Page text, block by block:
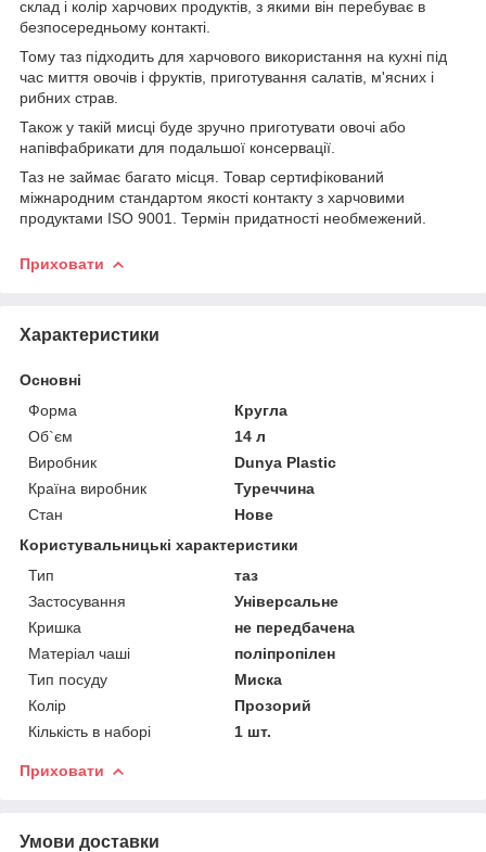
склад і колір харчових продуктів, з якими він перебуває в
безпосередньому контакті.
Тому таз підходить для харчового використання на кухні під
час миття овочів і фруктів, приготування салатів, м'ясних і
рибних страв.
Також у такій мисці буде зручно приготувати овочі або
напівфабрикати для подальшої консервації.
Таз не займає багато місця. Товар сертифікований
міжнародним стандартом якості контакту з харчовими
продуктами ISO 9001. Термін придатності необмежений.
Приховати
Характеристики
Основні
Форма
Кругла
Об`єм
14 л
Виробник
Dunya Plastic
Країна виробник
Туреччина
Стан
Нове
Користувальницькі характеристики
Тип
таз
Застосування
Універсальне
Кришка
не передбачена
Матеріал чаші
поліпропілен
Тип посуду
Миска
Колір
Прозорий
Кількість в наборі
1 шт.
Приховати
Умови доставки